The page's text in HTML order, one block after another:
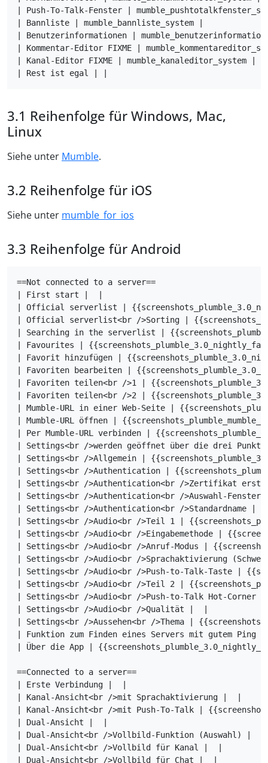
| Push-To-Talk-Fenster |
| Bannliste | mumble_bannliste_system |
| Benutzerinformationen |
| Kommentar-Editor FIXME |
| Kanal-Editor FIXME | mumble_kanaleditor_system |
Reihenfolge für Windows, Mac,
Linux
Siehe unter Mumble.
Reihenfolge für iOS
Siehe unter mumble_for_ios
Reihenfolge für Android
==Not connected to a server==
| First start |  |
| Official serverlist |
| Official serverlist<br />Sorting |
| Searching in the serverlist |
| Favourites |
| Favorit hinzufügen |
| Favoriten bearbeiten |
| Favoriten teilen<br />1 |
| Favoriten teilen<br />2 |
| Mumble-URL in einer Web-Seite |
| Mumble-URL öffnen |
| Per Mumble-URL verbinden |
| Settings<br />werden geöffnet über die drei
| Settings<br />Allgemein |
| Settings<br />Authentication |
| Settings<br />Authentication<br />Zertifikat
| Settings<br />Authentication<br />Auswahl-
| Settings<br />Authentication<br />Standardname |
| Settings<br />Audio<br />Teil 1 |
| Settings<br />Audio<br />Eingabemethode |
| Settings<br />Audio<br />Anruf-Modus |
| Settings<br />Audio<br />Sprachaktivierung
| Settings<br />Audio<br />Push-to-Talk-Taste |
| Settings<br />Audio<br />Teil 2 |
| Settings<br />Audio<br />Push-to-Talk Hot-Corner
| Settings<br />Audio<br />Qualität |  |
| Settings<br />Aussehen<br />Thema |
| Funktion zum Finden eines Servers mit gutem
| Über die App |
==Connected to a server==
| Erste Verbindung |  |
| Kanal-Ansicht<br />mit Sprachaktivierung |  |
| Kanal-Ansicht<br />mit Push-To-Talk |
| Dual-Ansicht |  |
| Dual-Ansicht<br />Vollbild-Funktion (Auswahl) |  |
| Dual-Ansicht<br />Vollbild für Kanal |  |
| Dual-Ansicht<br />Vollbild für Chat |  |